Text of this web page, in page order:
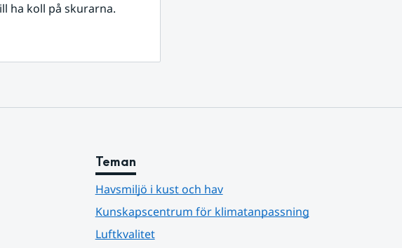
ha koll på skurarna.
Teman
Havsmiljö i kust och hav
Kunskapscentrum för klimatanpassning
Luftkvalitet